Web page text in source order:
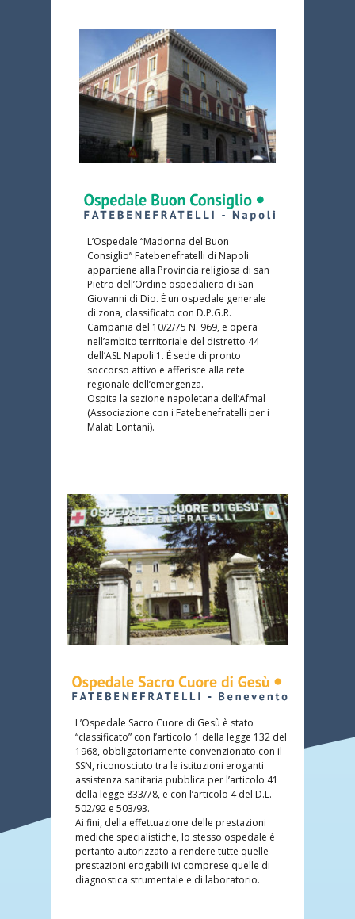
L’Ospedale “Madonna del Buon
Consiglio” Fatebenefratelli di Napoli
appartiene alla Provincia religiosa di san
Pietro dell’Ordine ospedaliero di San
Giovanni di Dio. È un ospedale generale
di zona, classificato con D.P.G.R.
Campania del 10/2/75 N. 969, e opera
nell’ambito territoriale del distretto 44
dell’ASL Napoli 1. È sede di pronto
soccorso attivo e afferisce alla rete
regionale dell’emergenza.
Ospita la sezione napoletana dell’Afmal
(Associazione con i Fatebenefratelli per i
Malati Lontani).
L’Ospedale Sacro Cuore di Gesù è stato
“classificato” con l’articolo 1 della legge 132 del
1968, obbligatoriamente convenzionato con il
SSN, riconosciuto tra le istituzioni eroganti
assistenza sanitaria pubblica per l’articolo 41
della legge 833/78, e con l’articolo 4 del D.L.
502/92 e 503/93.
Ai fini, della effettuazione delle prestazioni
mediche specialistiche, lo stesso ospedale è
pertanto autorizzato a rendere tutte quelle
prestazioni erogabili ivi comprese quelle di
diagnostica strumentale e di laboratorio.